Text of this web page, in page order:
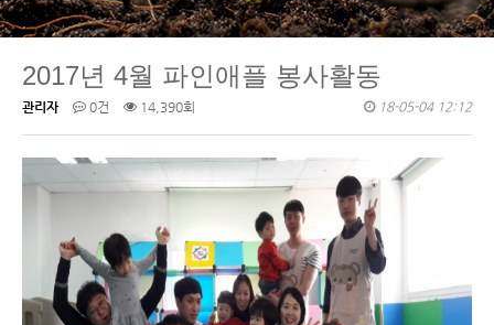
2017년 4월 파인애플 봉사활동
관리자 0건 14,390회 18-05-04 12:12